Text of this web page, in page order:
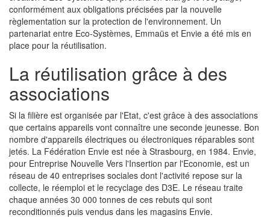
conformément aux obligations précisées par la nouvelle
règlementation sur la protection de l'environnement. Un
partenariat entre Eco-Systèmes, Emmaüs et Envie a été mis en
place pour la réutilisation.
La réutilisation grâce à des
associations
Si la filière est organisée par l'Etat, c'est grâce à des associations
que certains appareils vont connaître une seconde jeunesse. Bon
nombre d'appareils électriques ou électroniques réparables sont
jetés. La Fédération Envie est née à Strasbourg, en 1984. Envie,
pour Entreprise Nouvelle Vers l'Insertion par l'Economie, est un
réseau de 40 entreprises sociales dont l'activité repose sur la
collecte, le réemploi et le recyclage des D3E. Le réseau traite
chaque années 30 000 tonnes de ces rebuts qui sont
reconditionnés puis vendus dans les magasins Envie.